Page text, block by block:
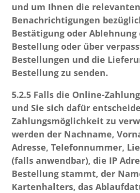
und um Ihnen die relevanten
Benachrichtigungen
Bestätigung oder Ablehnung
Bestellung oder über
Bestellungen und die
Bestellung zu senden.
5.2.5 Falls die Online-
und Sie sich dafür
Zahlungsmöglichkeit zu
werden der Nachname,
Adresse, Telefonnummer,
(falls anwendbar), die IP
Bestellung stammt, der
Kartenhalters, das